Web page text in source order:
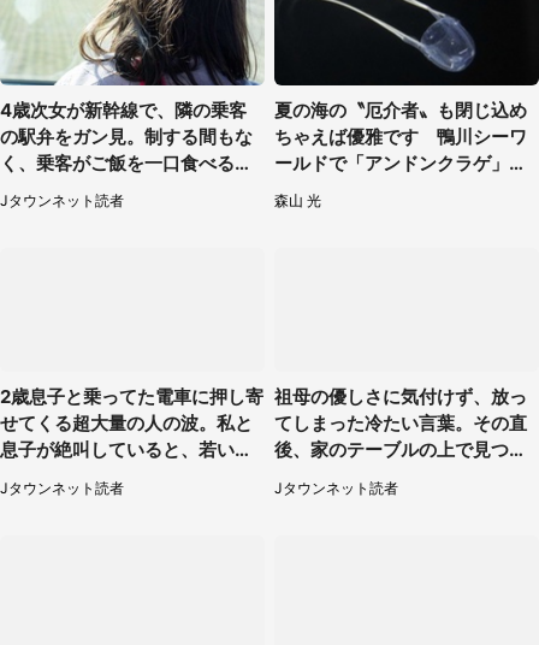
4歳次女が新幹線で、隣の乗客
の駅弁をガン見。制する間もな
く、乗客がご飯を一口食べると
（茨城県・50代女性）
Jタウンネット読者
夏の海の〝厄介者〟も閉じ込め
ちゃえば優雅です 鴨川シーワ
ールドで「アンドンクラゲ」期
間限定展示【7／29～】
森山 光
2歳息子と乗ってた電車に押し寄
せてくる超大量の人の波。私と
息子が絶叫していると、若いカ
ップルの乗客が...（東京都・60
代女性）
Jタウンネット読者
祖母の優しさに気付けず、放っ
てしまった冷たい言葉。その直
後、家のテーブルの上で見つけ
たものは（福岡県・30代女性）
Jタウンネット読者